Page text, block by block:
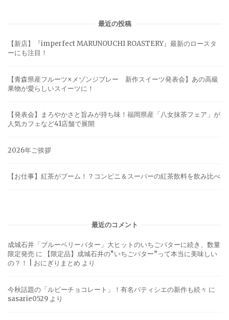
最近の投稿
【新店】『imperfect MARUNOUCHI ROASTERY』最新のロースタ
ーにも注目！
【青森県産フルーツ×メゾンジブレー 新作スイーツ発表会】あの高級
果物が愛らしいスイーツに！
【発表会】まろやかさと旨みが持ち味！福岡県産「八女抹茶フェア」が
人気カフェなど41店舗で展開
2026年ご挨拶
【お仕事】紅茶がブーム！？コンビニ＆スーパーの紅茶飲料を飲み比べ
最近のコメント
成城石井「ブルーベリーバター」大ヒットのいちごバターに続き、数量
限定発売 に
【限定品】成城石井の“いちごバター”って本当に美味しい
の？！ | おにぎりまとめ より
今秋話題の「ルビーチョコレート」！有名パティシエの新作も続々 に
sasarie0529 より